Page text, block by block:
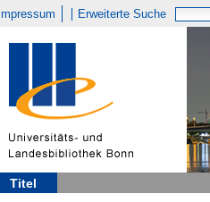
Impressum Erweiterte Suche
Titel